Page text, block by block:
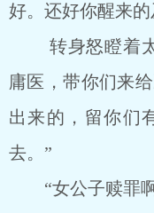
好。还好你醒来的
转身怒瞪着太
庸医，带你们来
出来的，留你们
去。”
“女公子赎罪